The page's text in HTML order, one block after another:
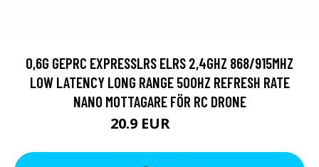
0,6G GEPRC EXPRESSLRS ELRS 2,4GHZ 868/915MHZ
LOW LATENCY LONG RANGE 500HZ REFRESH RATE
NANO MOTTAGARE FÖR RC DRONE
20.9 EUR